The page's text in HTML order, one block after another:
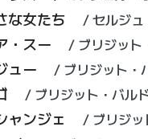
な女たち セルジュ
・スー ブリジット
ュー ブリジット・
ブリジット・バル
ャンジェ ブリジ